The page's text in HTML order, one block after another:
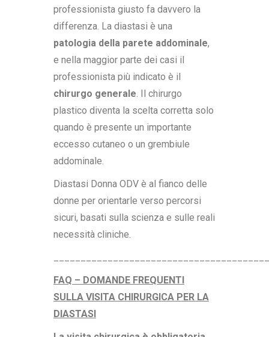
professionista giusto fa davvero la
differenza. La diastasi è una
patologia della parete addominale,
e nella maggior parte dei casi il
professionista più indicato è il
chirurgo generale . Il chirurgo
plastico diventa la scelta corretta solo
quando è presente un importante
eccesso cutaneo o un grembiule
addominale.
Diastasi Donna ODV è al fianco delle
donne per orientarle verso percorsi
sicuri, basati sulla scienza e sulle reali
necessità cliniche.
FAQ – DOMANDE FREQUENTI
SULLA VISITA CHIRURGICA PER LA
DIASTASI